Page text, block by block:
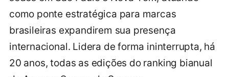
como ponte estratégica para marcas
brasileiras expandirem sua presença
internacional. Lidera de forma ininterrupta, há
20 anos, todas as edições do ranking bianual